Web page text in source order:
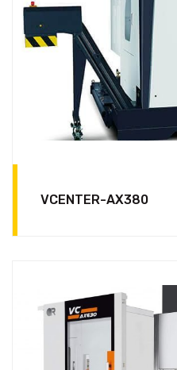
VCENTER-AX380